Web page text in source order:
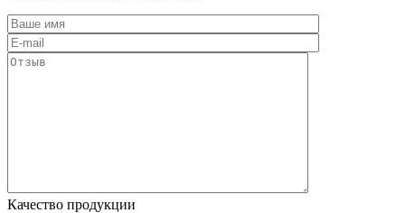
Качество продукции